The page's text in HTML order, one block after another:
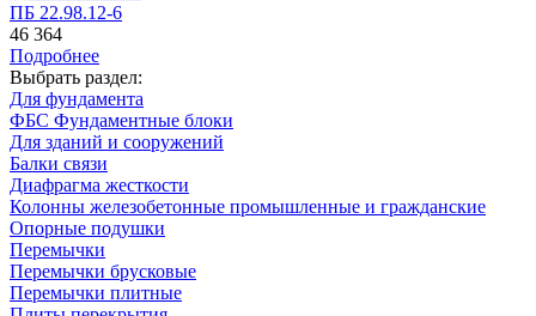
ПБ 22.98.12-6
46 364
Подробнее
Выбрать раздел:
Для фундамента
ФБС Фундаментные блоки
Для зданий и сооружений
Балки связи
Диафрагма жесткости
Колонны железобетонные промышленные и гражданские
Опорные подушки
Перемычки
Перемычки брусковые
Перемычки плитные